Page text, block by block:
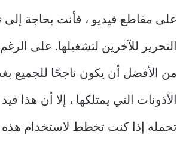
على مقاطع فيديو ، فأنت بحاجة إلى
التحرير للآخرين لتشغيلها. على
من الأفضل أن يكون ناجحًا للجميع
الأذونات التي يمتلكها ، إلا أن هذا
تحمله إذا كنت تخطط لاستخدام هذه